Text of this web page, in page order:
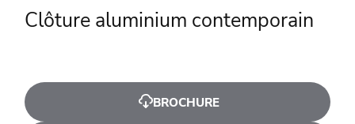
Clôture aluminium contemporain
BROCHURE